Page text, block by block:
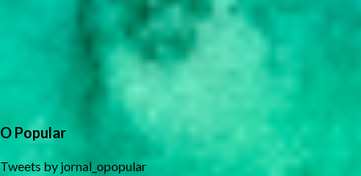
O Popular
Tweets by jornal_opopular